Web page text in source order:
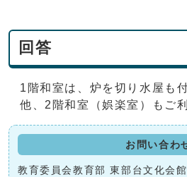
回答
1階和室は、炉を切り水屋も
他、2階和室（娯楽室）もご
お問い合わ
教育委員会教育部 東部台文化会館